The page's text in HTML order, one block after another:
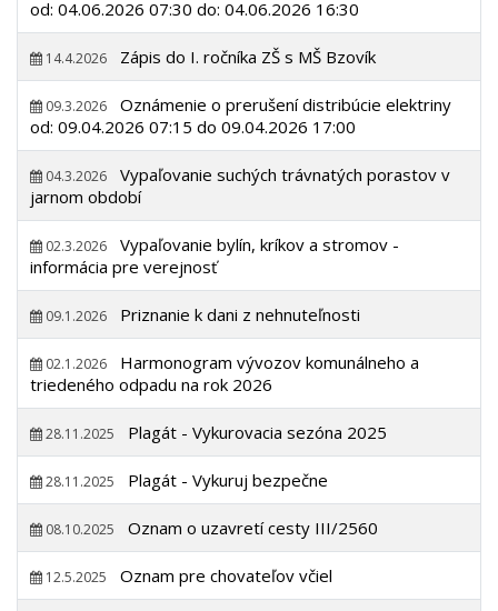
od: 04.06.2026 07:30 do: 04.06.2026 16:30
14.4.2026 Zápis do I. ročníka ZŠ s MŠ Bzovík
09.3.2026
Oznámenie o prerušení distribúcie elektriny
od: 09.04.2026 07:15 do 09.04.2026 17:00
04.3.2026
Vypaľovanie suchých trávnatých porastov v
jarnom období
02.3.2026
Vypaľovanie bylín, kríkov a stromov -
informácia pre verejnosť
09.1.2026 Priznanie k dani z nehnuteľnosti
02.1.2026
Harmonogram vývozov komunálneho a
triedeného odpadu na rok 2026
28.11.2025 Plagát - Vykurovacia sezóna 2025
28.11.2025 Plagát - Vykuruj bezpečne
08.10.2025 Oznam o uzavretí cesty III/2560
12.5.2025 Oznam pre chovateľov včiel